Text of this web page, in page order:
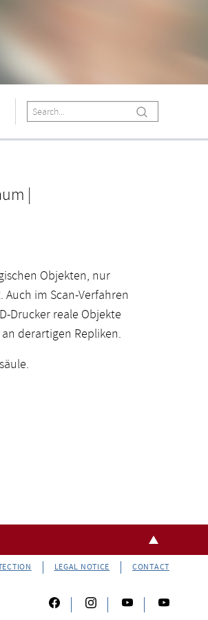
|
Objekten, nur
im Scan-Verfahren
Drucker reale Objekte
derartigen Repliken.
LEGAL NOTICE CONTACT